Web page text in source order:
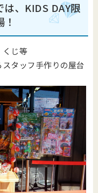
、KIDS DAY限
くじ等
タッフ手作りの屋台